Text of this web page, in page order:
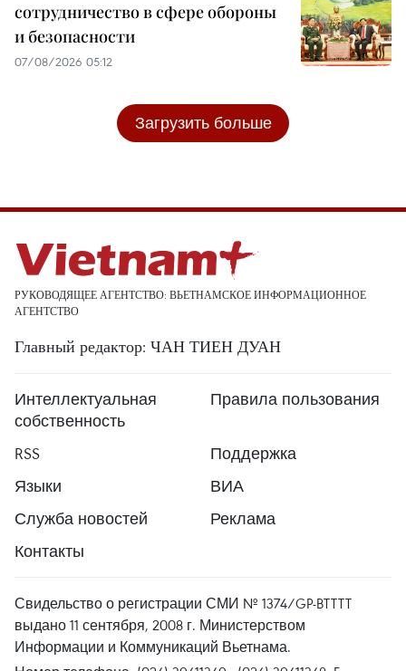
сотрудничество в сфере обороны
и безопасности
07/08/2026 05:12
Загрузить больше
РУКОВОДЯЩЕЕ АГЕНТСТВО: ВЬЕТНАМСКОЕ ИНФОРМАЦИОННОЕ
АГЕНТСТВО
Главный редактор: ЧАН ТИЕН ДУАН
Интеллектуальная
собственность
Правила пользования
RSS
Поддержка
Языки
ВИА
Служба новостей
Реклама
Контакты
Свидельство о регистрации СМИ № 1374/GP-BTTTT
выдано 11 сентября, 2008 г. Министерством
Информации и Коммуникаций Вьетнама.